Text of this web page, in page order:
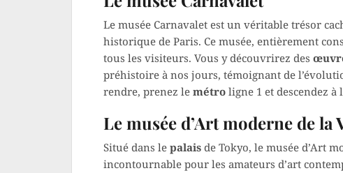
Le musée Carnavalet est un véritable trésor
historique de Paris. Ce musée, entièrement
tous les visiteurs. Vous y découvrirez des
préhistoire à nos jours, témoignant de
rendre, prenez le métro ligne 1 et descendez à
Le musée d’Art moderne de la
Situé dans le palais de Tokyo, le musée d’Art
incontournable pour les amateurs d’art